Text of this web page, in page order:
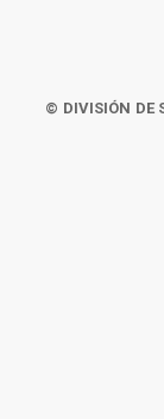
© DIVISIÓN DE